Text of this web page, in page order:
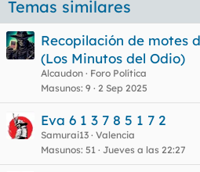
Temas similares
Recopilación de motes
(Los Minutos del Odio)
Alcaudon
Foro Política
Masunos 9 2 Sep 2025
Eva 6 1 3 7 8 5 1 7 2
Samurai13 Valencia
Masunos 51 Jueves a las 22:27